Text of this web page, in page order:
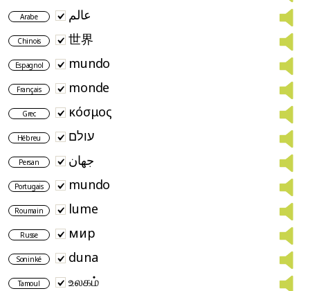
Arabe عالم
Chinois 世界
Espagnol mundo
Français monde
Grec κόσμος
Hébreu עולם
Persan جهان
Portugais mundo
Roumain lume
Russe мир
Soninké duna
Tamoul உலகம்